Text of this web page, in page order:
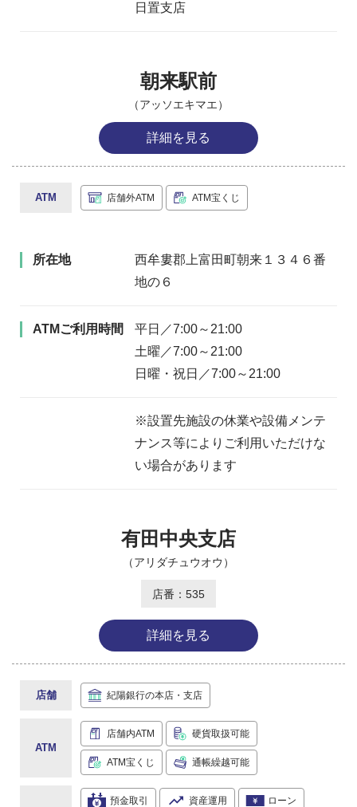
日置支店
朝来駅前
（アッソエキマエ）
詳細を見る
ATM 店舗外ATM ATM宝くじ
所在地
西牟婁郡上富田町朝来１３４６番
地の６
ATMご利用時間
平日／7:00～21:00
土曜／7:00～21:00
日曜・祝日／7:00～21:00
※設置先施設の休業や設備メンテ
ナンス等によりご利用いただけな
い場合があります
有田中央支店
（アリダチュウオウ）
店番：535
詳細を見る
店舗 紀陽銀行の本店・支店
ATM
店舗内ATM 硬貨取扱可能
ATM宝くじ 通帳繰越可能
預金取引 資産運用 ローン